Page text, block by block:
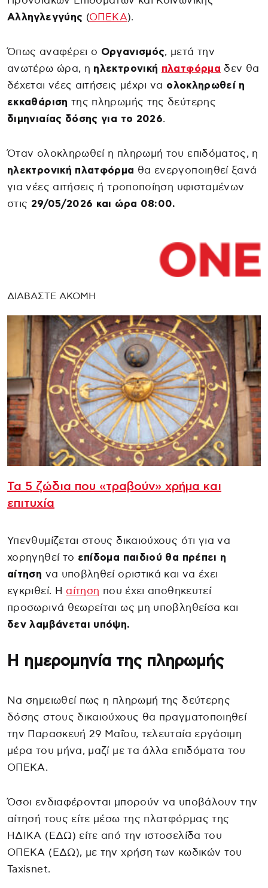
Αλληγλεγγύης (ΟΠΕΚΑ).
Όπως αναφέρει ο Οργανισμός, μετά την
ανωτέρω ώρα, η ηλεκτρονική πλατφόρμα δεν θα
δέχεται νέες αιτήσεις μέχρι να ολοκληρωθεί η
εκκαθάριση της πληρωμής της δεύτερης
διμηνιαίας δόσης για το 2026.
Όταν ολοκληρωθεί η πληρωμή του επιδόματος, η
ηλεκτρονική πλατφόρμα θα ενεργοποιηθεί ξανά
για νέες αιτήσεις ή τροποποίηση υφισταμένων
στις 29/05/2026 και ώρα 08:00.
ΔΙΑΒΑΣΤΕ ΑΚΟΜΗ
Τα 5 ζώδια που «τραβούν» χρήμα και
επιτυχία
Υπενθυμίζεται στους δικαιούχους ότι για να
χορηγηθεί το επίδομα παιδιού θα πρέπει η
αίτηση να υποβληθεί οριστικά και να έχει
εγκριθεί. Η αίτηση που έχει αποθηκευτεί
προσωρινά θεωρείται ως μη υποβληθείσα και
δεν λαμβάνεται υπόψη.
Η ημερομηνία της πληρωμής
Να σημειωθεί πως η πληρωμή της δεύτερης
δόσης στους δικαιούχους θα πραγματοποιηθεί
την Παρασκευή 29 Μαΐου, τελευταία εργάσιμη
μέρα του μήνα, μαζί με τα άλλα επιδόματα του
ΟΠΕΚΑ.
Όσοι ενδιαφέρονται μπορούν να υποβάλουν την
αίτησή τους είτε μέσω της πλατφόρμας της
ΗΔΙΚΑ (ΕΔΩ) είτε από την ιστοσελίδα του
ΟΠΕΚΑ (ΕΔΩ), με την χρήση των κωδικών του
Taxisnet.